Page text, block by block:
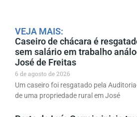
VEJA MAIS:
Caseiro de chácara é
sem salário em trabalho
José de Freitas
6 de agosto de 2026
Um caseiro foi resgatado pela
de uma propriedade rural em José